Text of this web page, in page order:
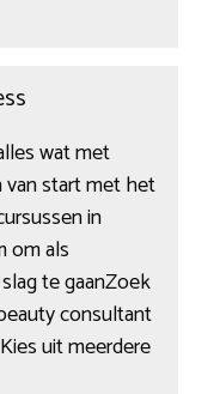
wat met
van start met het
in
om als
te gaanZoek
consultant
uit meerdere